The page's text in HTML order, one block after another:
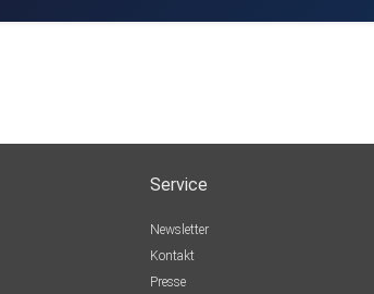
Service
Newsletter
Kontakt
Presse